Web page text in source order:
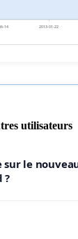
14 2013-01-22
utilisateurs
le
?